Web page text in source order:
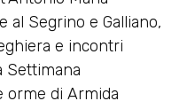
al Segrino e Galliano,
e incontri
Settimana
orme di Armida